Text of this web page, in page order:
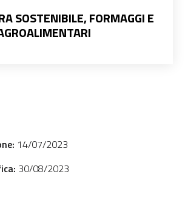
SOSTENIBILE, FORMAGGI E
14/07/2023
30/08/2023